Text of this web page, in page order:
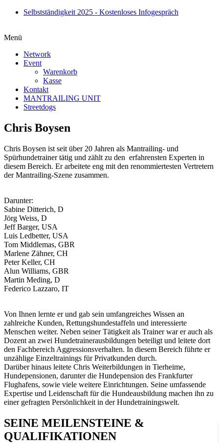
Zum
Selbstständigkeit 2025 - Kostenloses Infogespräch
Menü
Network
Event
Warenkorb
Kasse
Kontakt
MANTRAILING UNIT
Streetdogs
Chris Boysen
Chris Boysen ist seit über 20 Jahren als Mantrailing- und
Spürhundetrainer tätig und zählt zu den erfahrensten Experten in
diesem Bereich. Er arbeitete eng mit den renommiertesten Vertretern
der Mantrailing-Szene zusammen.
Darunter:
Sabine Ditterich, D
Jörg Weiss, D
Jeff Barger, USA
Luis Ledbetter, USA
Tom Middlemas, GBR
Marlene Zähner, CH
Peter Keller, CH
Alun Williams, GBR
Martin Meding, D
Federico Lazzaro, IT
Von Ihnen lernte er und gab sein umfangreiches Wissen an
zahlreiche Kunden, Rettungshundestaffeln und interessierte
Menschen weiter. Neben seiner Tätigkeit als Trainer war er auch als
Dozent an zwei Hundetrainerausbildungen beteiligt und leitete dort
den Fachbereich Aggressionsverhalten. In diesem Bereich führte er
unzählige Einzeltrainings für Privatkunden durch.
Darüber hinaus leitete Chris Weiterbildungen in Tierheime,
Hundepensionen, darunter die Hundepension des Frankfurter
Flughafens, sowie viele weitere Einrichtungen. Seine umfassende
Expertise und Leidenschaft für die Hundeausbildung machen ihn zu
einer gefragten Persönlichkeit in der Hundetrainingswelt.
SEINE MEILENSTEINE &
QUALIFIKATIONEN